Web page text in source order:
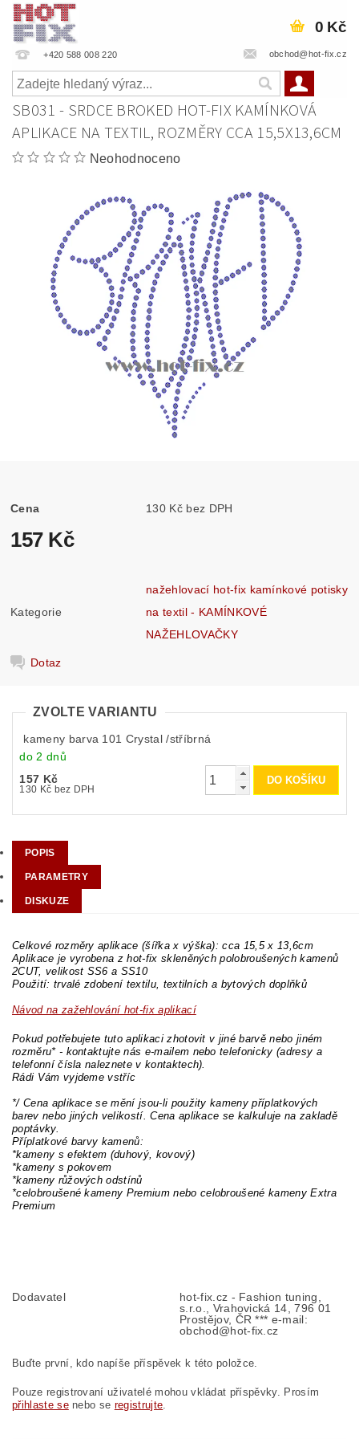
+420 588 008 220 obchod@hot-fix.cz
0 Kč
SB031 - SRDCE BROKED HOT-FIX KAMÍNKOVÁ
APLIKACE NA TEXTIL, ROZMĚRY CCA 15,5X13,6CM
Neohodnoceno
Cena 130 Kč bez DPH
157 Kč
Kategorie
nažehlovací hot-fix kamínkové potisky
na textil - KAMÍNKOVÉ
NAŽEHLOVAČKY
Dotaz
ZVOLTE VARIANTU
kameny barva 101 Crystal /stříbrná
do 2 dnů
157 Kč
130 Kč bez DPH
POPIS
PARAMETRY
DISKUZE
Celkové rozměry aplikace (šířka x výška): cca 15,5 x 13,6cm
Aplikace je vyrobena z hot-fix skleněných polobroušených kamenů
2CUT, velikost SS6 a SS10
Použití: trvalé zdobení textilu, textilních a bytových doplňků
Návod na zažehlování hot-fix aplikací
Pokud potřebujete tuto aplikaci zhotovit v jiné barvě nebo jiném
rozměru* - kontaktujte nás e-mailem nebo telefonicky (adresy a
telefonní čísla naleznete v kontaktech).
Rádi Vám vyjdeme vstříc
*/ Cena aplikace se mění jsou-li použity kameny příplatkových
barev nebo jiných velikostí. Cena aplikace se kalkuluje na zakladě
poptávky.
Příplatkové barvy kamenů:
*kameny s efektem (duhový, kovový)
*kameny s pokovem
*kameny růžových odstínů
*celobroušené kameny Premium nebo celobroušené kameny Extra
Premium
Dodavatel
hot-fix.cz - Fashion tuning,
s.r.o., Vrahovická 14, 796 01
Prostějov, ČR *** e-mail:
obchod@hot-fix.cz
Buďte první, kdo napíše příspěvek k této položce.
Pouze registrovaní uživatelé mohou vkládat příspěvky. Prosím
přihlaste senebo se registrujte.